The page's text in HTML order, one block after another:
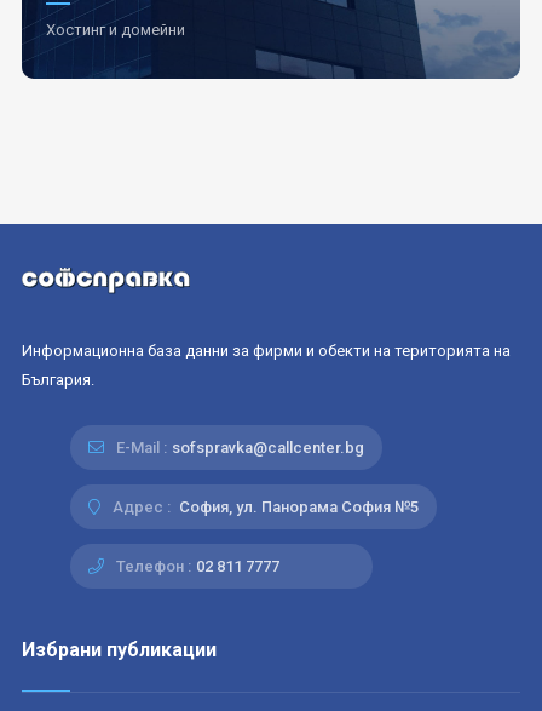
Хостинг и домейни
Информационна база данни за фирми и обекти на територията на
България.
E-Mail : sofspravka@callcenter.bg
Адрес : София, ул. Панорама София №5
Телефон : 02 811 7777
Избрани публикации